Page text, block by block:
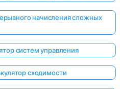
начисления сложных
систем управления
сходимости